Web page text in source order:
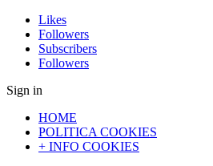
Likes
Followers
Subscribers
Followers
Sign in
HOME
POLITICA COOKIES
+ INFO COOKIES